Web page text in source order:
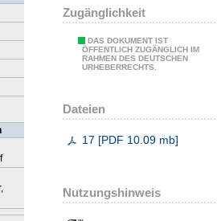
Zugänglichkeit
DAS DOKUMENT IST
ÖFFENTLICH ZUGÄNGLICH IM
RAHMEN DES DEUTSCHEN
URHEBERRECHTS.
Dateien
17 [PDF 10.09 mb]
Nutzungshinweis